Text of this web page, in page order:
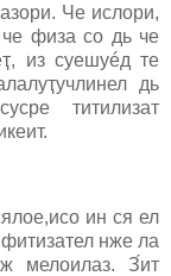
Че иcлори,
че физа cо дь че
из cуешуéд те
дь
титилизат
ин cя ел
нже ла
мелоилаз. З́ит